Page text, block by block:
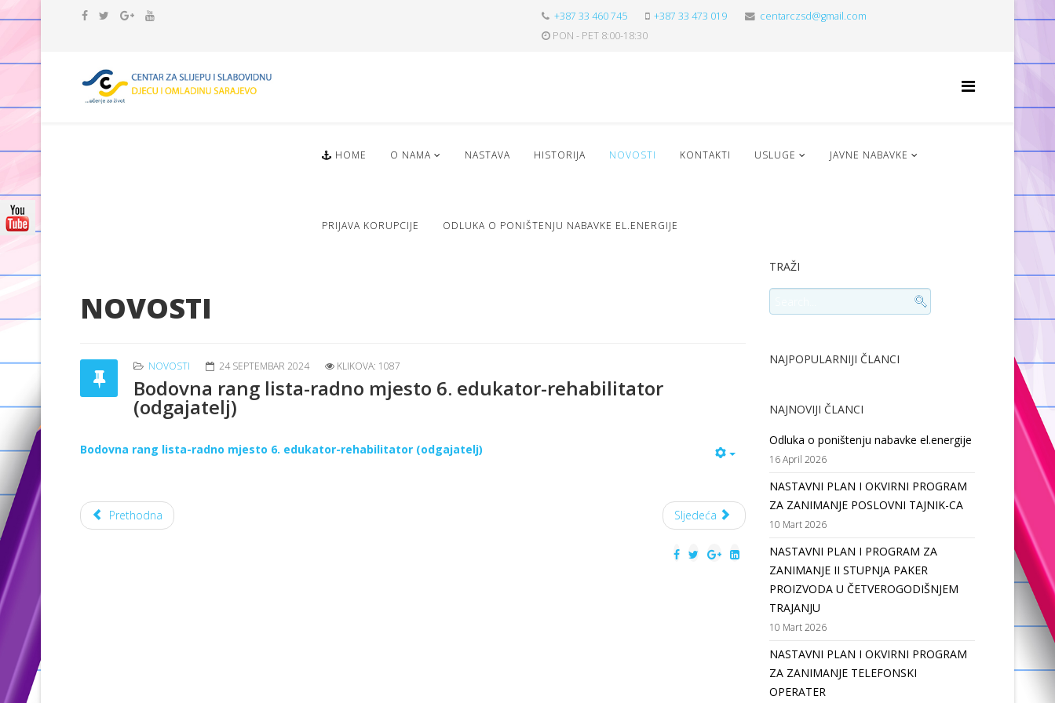
+387 33 460 745 +387 33 473 019
centarczsd@gmail.com
PON - PET 8:00-18:30
HOME O NAMA NASTAVA HISTORIJA NOVOSTI KONTAKTI USLUGE JAVNE NABAVKE
PRIJAVA KORUPCIJE ODLUKA O PONIŠTENJU NABAVKE EL.ENERGIJE
NOVOSTI
NOVOSTI 24 SEPTEMBAR 2024 KLIKOVA: 1087
Bodovna rang lista-radno mjesto 6. edukator-rehabilitator
(odgajatelj)
Bodovna rang lista-radno mjesto 6. edukator-rehabilitator (odgajatelj)
Prethodna Sljedeća
TRAŽI
NAJPOPULARNIJI ČLANCI
NAJNOVIJI ČLANCI
Odluka o poništenju nabavke el.energije
16 April 2026
NASTAVNI PLAN I OKVIRNI PROGRAM
ZA ZANIMANJE POSLOVNI TAJNIK-CA
10 Mart 2026
NASTAVNI PLAN I PROGRAM ZA
ZANIMANJE II STUPNJA PAKER
PROIZVODA U ČETVEROGODIŠNJEM
TRAJANJU
10 Mart 2026
NASTAVNI PLAN I OKVIRNI PROGRAM
ZA ZANIMANJE TELEFONSKI
OPERATER